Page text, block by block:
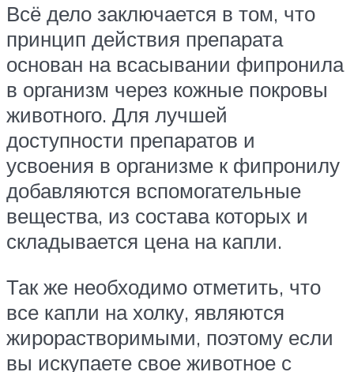
Всё дело заключается в том, что
принцип действия препарата
основан на всасывании фипронила
в организм через кожные покровы
животного. Для лучшей
доступности препаратов и
усвоения в организме к фипронилу
добавляются вспомогательные
вещества, из состава которых и
складывается цена на капли.
Так же необходимо отметить, что
все капли на холку, являются
жирорастворимыми, поэтому если
вы искупаете свое животное с